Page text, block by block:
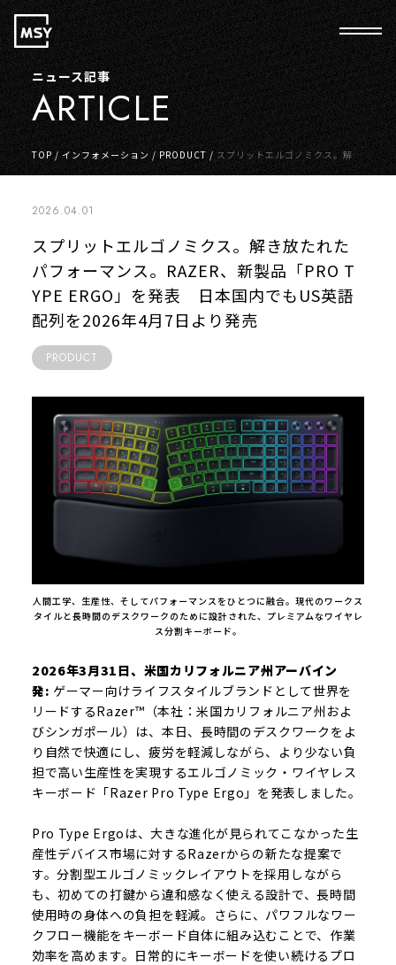
ニュース記事
ARTICLE
TOP / インフォメーション / PRODUCT /
放たれたパフォーマンス。RAZER、新製品「PRO TYPE ERGO」を発表
2026.04.01
スプリットエルゴノミクス。解き放たれた
パフォーマンス。RAZER、新製品「PRO T
YPE ERGO」を発表 日本国内でもUS英語
配列を2026年4月7日より発売
PRODUCT
人間工学、⽣産性、そしてパフォーマンスをひとつに融合。現代のワークス
タイルと長時間のデスクワークのために設計された、プレミアムなワイヤレ
ス分割キーボード。
2026年3月31日、米国カリフォルニア州アーバイン
発: ゲーマー向けライフスタイルブランドとして世界を
リードするRazer™（本社：米国カリフォルニア州およ
びシンガポール）は、本日、長時間のデスクワークをよ
り自然で快適にし、疲労を軽減しながら、より少ない負
担で高い生産性を実現するエルゴノミック・ワイヤレス
キーボード「Razer Pro Type Ergo」を発表しました。
Pro Type Ergoは、大きな進化が見られてこなかった生
産性デバイス市場に対するRazerからの新たな提案で
す。分割型エルゴノミックレイアウトを採用しながら
も、初めての打鍵から違和感なく使える設計で、長時間
使用時の身体への負担を軽減。さらに、パワフルなワー
クフロー機能をキーボード自体に組み込むことで、作業
効率を高めます。日常的にキーボードを使い続けるプロ